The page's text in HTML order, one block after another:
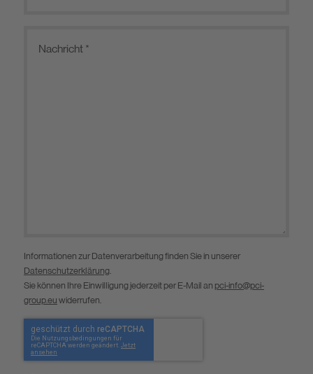
Informationen zur Datenverarbeitung finden Sie in unserer
Datenschutzerklärung.
Sie können Ihre Einwilligung jederzeit per E-Mail an pci-info@pci-
group.eu widerrufen.